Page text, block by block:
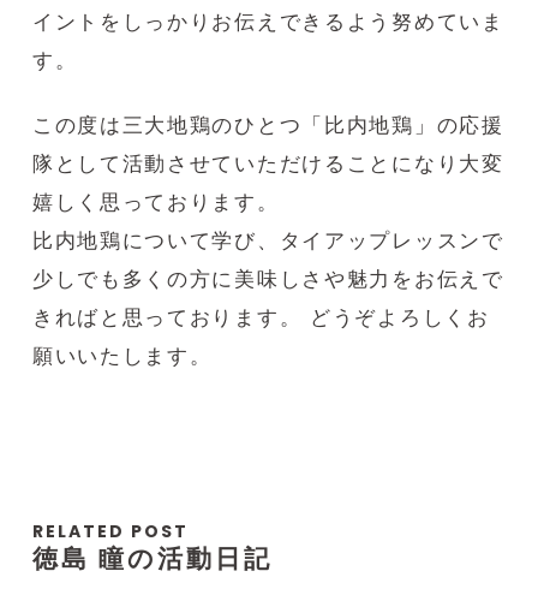
イントをしっかりお伝えできるよう努めていま
す。
この度は三大地鶏のひとつ「比内地鶏」の応援
隊として活動させていただけることになり大変
嬉しく思っております。
比内地鶏について学び、タイアップレッスンで
少しでも多くの方に美味しさや魅力をお伝えで
きればと思っております。 どうぞよろしくお
願いいたします。
RELATED POST
徳島 瞳の活動日記